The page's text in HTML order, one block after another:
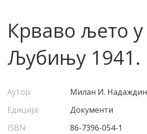
Крваво љето у
Љубињу 1941.
Аутор:
Милан И. Надаждин
Едиција:
Документи
ISBN:
86-7396-054-1